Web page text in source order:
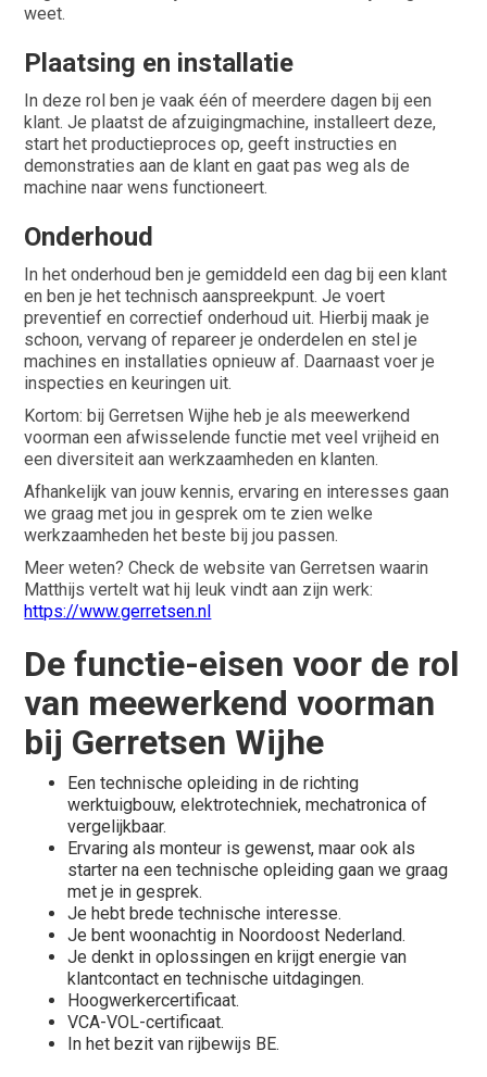
weet.
Plaatsing en installatie
In deze rol ben je vaak één of meerdere dagen bij een
klant. Je plaatst de afzuigingmachine, installeert deze,
start het productieproces op, geeft instructies en
demonstraties aan de klant en gaat pas weg als de
machine naar wens functioneert.
Onderhoud
In het onderhoud ben je gemiddeld een dag bij een klant
en ben je het technisch aanspreekpunt. Je voert
preventief en correctief onderhoud uit. Hierbij maak je
schoon, vervang of repareer je onderdelen en stel je
machines en installaties opnieuw af. Daarnaast voer je
inspecties en keuringen uit.
Kortom: bij Gerretsen Wijhe heb je als meewerkend
voorman een afwisselende functie met veel vrijheid en
een diversiteit aan werkzaamheden en klanten.
Afhankelijk van jouw kennis, ervaring en interesses gaan
we graag met jou in gesprek om te zien welke
werkzaamheden het beste bij jou passen.
Meer weten? Check de website van Gerretsen waarin
Matthijs vertelt wat hij leuk vindt aan zijn werk:
https://www.gerretsen.nl
De functie-eisen voor de rol
van meewerkend voorman
bij Gerretsen Wijhe
Een technische opleiding in de richting
werktuigbouw, elektrotechniek, mechatronica of
vergelijkbaar.
Ervaring als monteur is gewenst, maar ook als
starter na een technische opleiding gaan we graag
met je in gesprek.
Je hebt brede technische interesse.
Je bent woonachtig in Noordoost Nederland.
Je denkt in oplossingen en krijgt energie van
klantcontact en technische uitdagingen.
Hoogwerkercertificaat.
VCA-VOL-certificaat.
In het bezit van rijbewijs BE.